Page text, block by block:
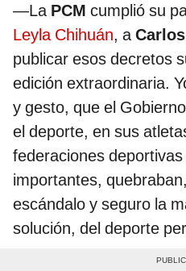
—La PCM cumplió su
Leyla Chihuán, a
publicar esos decretos
edición extraordinaria.
y gesto, que el
el deporte, en sus
federaciones
importantes,
escándalo y seguro la
solución, del deporte